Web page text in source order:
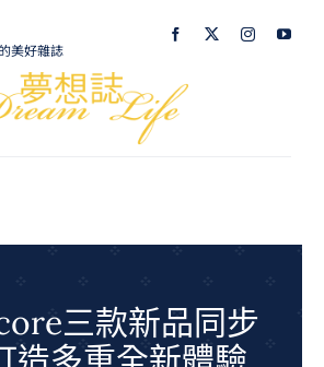
美好雜誌
生活美學
室內設計
三款新品同步